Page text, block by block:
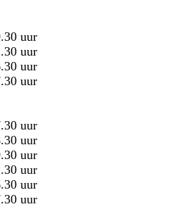
uur
uur
uur
uur
uur
uur
uur
uur
uur
uur